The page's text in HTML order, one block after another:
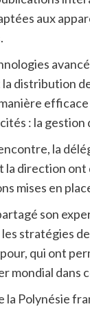
aux
distribution
: la gestion
la
la direction ont
mises en
son
stratégies de
qui ont
mondial dans
la Polynésie